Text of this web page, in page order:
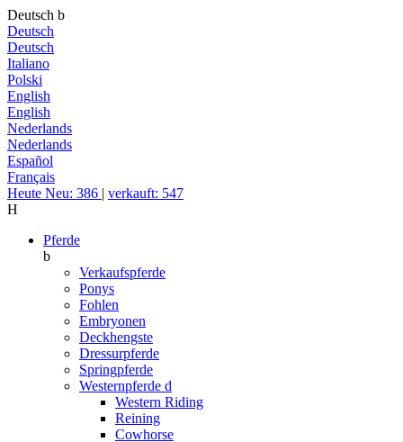
Deutsch b
Deutsch
Deutsch
Italiano
Polski
English
English
Nederlands
Nederlands
Español
Français
Heute Neu: 386 | verkauft: 547
H
Pferde
b
Verkaufspferde
Ponys
Fohlen
Embryonen
Deckhengste
Dressurpferde
Springpferde
Westernpferde d
Western Riding
Reining
Cowhorse